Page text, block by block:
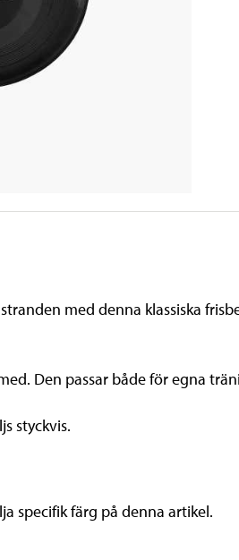
med denna klassiska
Den passar både för egna
styckvis.
specifik färg på denna artikel.